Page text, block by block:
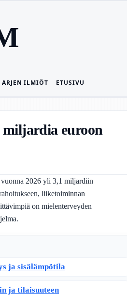
ARJEN ILMIÖT ETUSIVU
euroon
2026 yli 3,1 miljardiin
liiketoiminnan
on mielenterveyden
ja sisälämpötila
ja tilaisuuteen